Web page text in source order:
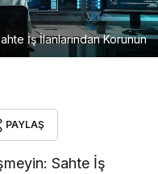
İş İlanlarından Korunun
PAYLAŞ
Sahte İş